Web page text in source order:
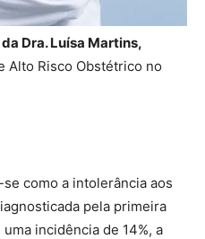
Dra. Luísa Martins,
Alto Risco Obstétrico no
como a intolerância aos
pela primeira
incidência de 14%, a